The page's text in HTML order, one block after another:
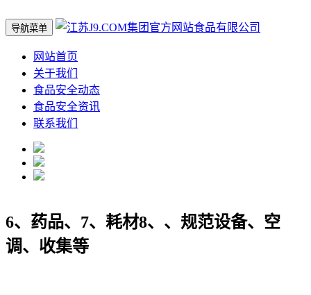
导航菜单
网站首页
关于我们
食品安全动态
食品安全资讯
联系我们
6、药品、7、耗材8、、规范设备、空
调、收集等